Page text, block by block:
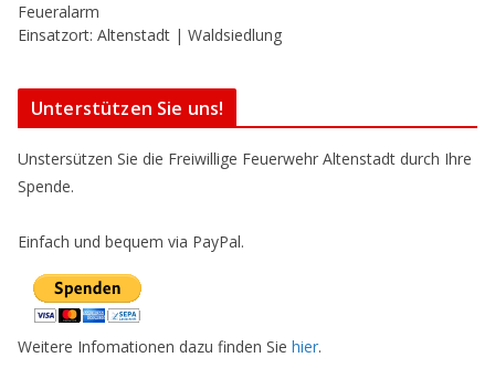
Feueralarm
Einsatzort: Altenstadt | Waldsiedlung
Unterstützen Sie uns!
Unstersützen Sie die Freiwillige Feuerwehr Altenstadt durch Ihre
Spende.
Einfach und bequem via PayPal.
Weitere Infomationen dazu finden Sie hier.